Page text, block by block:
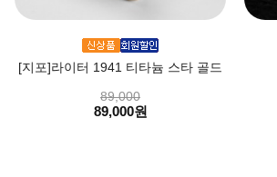
[지포]라이터 1941 티타늄 스타 골드
89,000
89,000원